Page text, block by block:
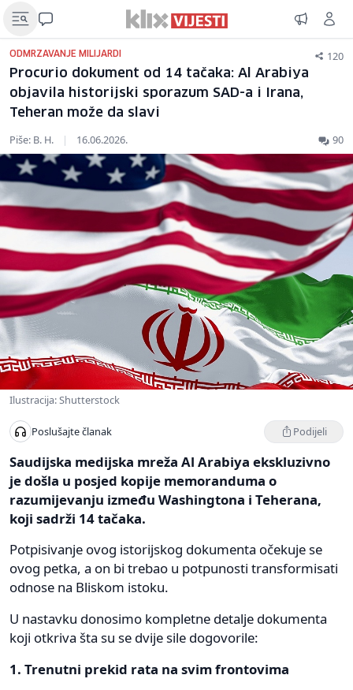
ODMRZAVANJE MILIJARDI 120
Procurio dokument od 14 tačaka: Al Arabiya
objavila historijski sporazum SAD-a i Irana,
Teheran može da slavi
Piše: B. H. | 16.06.2026. 90
Ilustracija: Shutterstock
Poslušajte članak Podijeli
Saudijska medijska mreža Al Arabiya ekskluzivno
je došla u posjed kopije memoranduma o
razumijevanju između Washingtona i Teherana,
koji sadrži 14 tačaka.
Potpisivanje ovog istorijskog dokumenta očekuje se
ovog petka, a on bi trebao u potpunosti transformisati
odnose na Bliskom istoku.
U nastavku donosimo kompletne detalje dokumenta
koji otkriva šta su se dvije sile dogovorile:
1. Trenutni prekid rata na svim frontovima